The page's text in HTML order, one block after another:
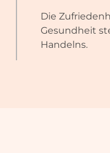
Die
Gesundheit
Handelns.